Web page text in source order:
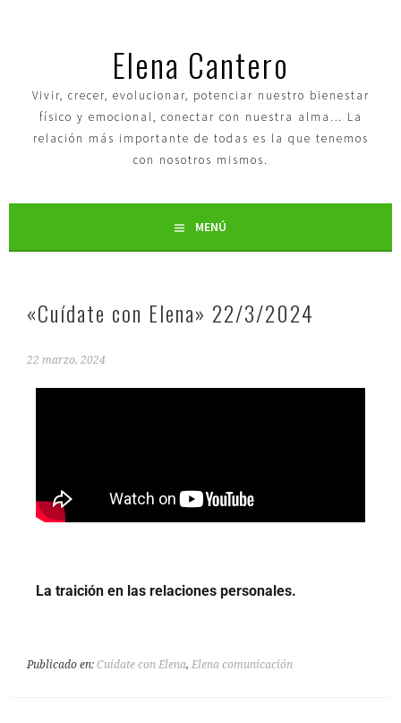
Elena Cantero
Vivir, crecer, evolucionar, potenciar nuestro bienestar
físico y emocional, conectar con nuestra alma… La
relación más importante de todas es la que tenemos
con nosotros mismos.
MENÚ
«Cuídate con Elena» 22/3/2024
22 marzo, 2024
La traición en las relaciones personales.
Publicado en:Cuídate con Elena,Elena comunicación